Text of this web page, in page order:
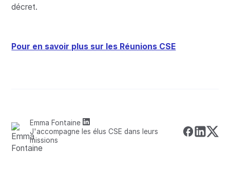
décret.
Pour en savoir plus sur les Réunions CSE
Emma Fontaine
J'accompagne les élus CSE dans leurs
missions